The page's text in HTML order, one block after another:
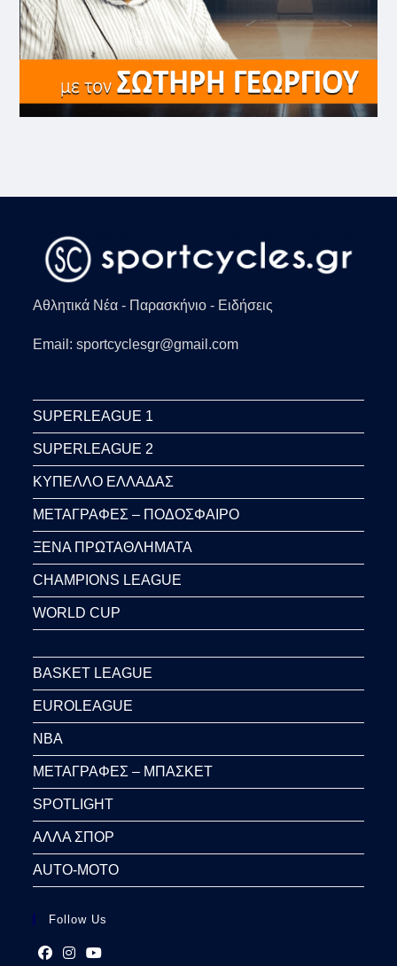
Αθλητικά Νέα - Παρασκήνιο - Ειδήσεις
Email: sportcyclesgr@gmail.com
SUPERLEAGUE 1
SUPERLEAGUE 2
ΚΥΠΕΛΛΟ ΕΛΛΑΔΑΣ
ΜΕΤΑΓΡΑΦΕΣ – ΠΟΔΟΣΦΑΙΡΟ
ΞΕΝΑ ΠΡΩΤΑΘΛΗΜΑΤΑ
CHAMPIONS LEAGUE
WORLD CUP
BASKET LEAGUE
EUROLEAGUE
NBA
ΜΕΤΑΓΡΑΦΕΣ – ΜΠΑΣΚΕΤ
SPOTLIGHT
ΑΛΛΑ ΣΠΟΡ
AUTO-MOTO
Follow Us